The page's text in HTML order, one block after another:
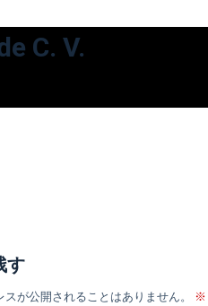
C. V.
す
スが公開されることはありません。 ※